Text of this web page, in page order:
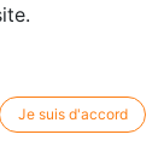
Je suis d'accord